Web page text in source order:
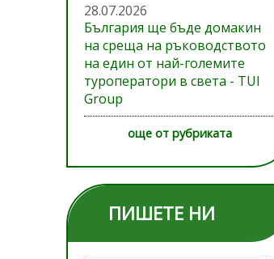
28.07.2026
България ще бъде домакин
на среща на ръководството
на един от най-големите
туроператори в света - TUI
Group
още от рубриката
ПИШЕТЕ НИ